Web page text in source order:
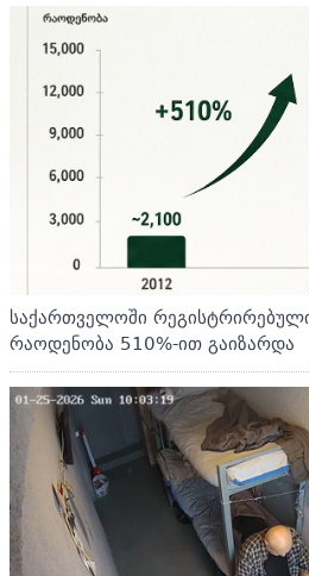
საქართველოში
რაოდენობა 510%-ით გაიზარდა